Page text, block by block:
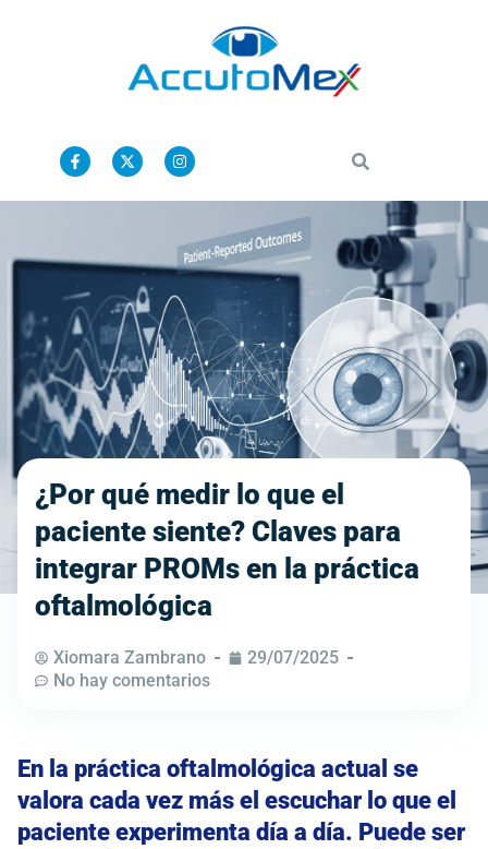
¿Por qué medir lo que el
paciente siente? Claves para
integrar PROMs en la práctica
oftalmológica
Xiomara Zambrano
29/07/2025
No hay comentarios
En la práctica oftalmológica actual se
valora cada vez más el escuchar lo que el
paciente experimenta día a día. Puede ser